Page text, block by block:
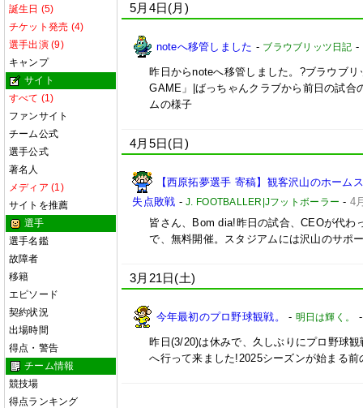
誕生日 (5)
チケット発売 (4)
選手出演 (9)
キャンプ
サイト
すべて (1)
ファンサイト
チーム公式
選手公式
著名人
メディア (1)
サイトを推薦
選手
選手名鑑
故障者
移籍
エピソード
契約状況
出場時間
得点・警告
チーム情報
競技場
得点ランキング
5月4日(月)
noteへ移管しました - ブラウブリッツ日記 -
昨日からnoteへ移管しました。?ブラウブ
GAME」|ばっちゃんクラブから前日の試合
ムの様子
4月5日(日)
【西原拓夢選手 寄稿】観客沢山のホーム
失点敗戦 -J. FOOTBALLER|Jフットボーラー - 4
皆さん、Bom dia!昨日の試合、CEOが代わ
で、無料開催。スタジアムには沢山のサポ
3月21日(土)
今年最初のプロ野球観戦。 - 明日は輝く。
昨日(3/20)は休みで、久しぶりにプロ野球
へ行って来ました!2025シーズンが始まる